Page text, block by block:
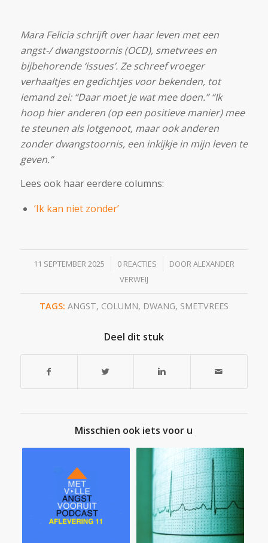
Mara Felicia schrijft over haar leven met een
angst-/ dwangstoornis (OCD), smetvrees en
bijbehorende ‘issues’. Ze schreef vroeger
verhaaltjes en gedichtjes voor bekenden, tot
iemand zei: “Daar moet je wat mee doen.” “Ik
hoop hier anderen (op een positieve manier) mee
te steunen als lotgenoot, maar ook anderen
zonder dwangstoornis, een inkijkje in mijn leven te
geven.”
Lees ook haar eerdere columns:
‘Ik kan niet zonder’
11 SEPTEMBER 2025
/ 0 REACTIES
/ DOORALEXANDER
VERWEIJ
TAGS: ANGST, COLUMN, DWANG, SMETVREES
Deel dit stuk
Misschien ook iets voor u